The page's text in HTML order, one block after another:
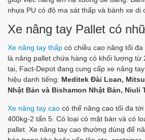
nhựa PU có độ ma sát thấp và bánh xe di
Xe nâng tay Pallet có
Xe nâng tay thấp có chiều cao nâng tối
là nâng pallet chứa hàng có khối lượng từ
tại, Fact-Depot đang cung cấp xe nâng
hiệu danh tiếng: Meditek Đài Loan,
Nhật Bản và Bishamon Nhật Bản, Niuli
Xe nâng tay cao có thể nâng cao tối đa
400kg-2 tấn 5. Có loại có mặt bàn và có
pallet. Xe nâng tay cao thường dùng để